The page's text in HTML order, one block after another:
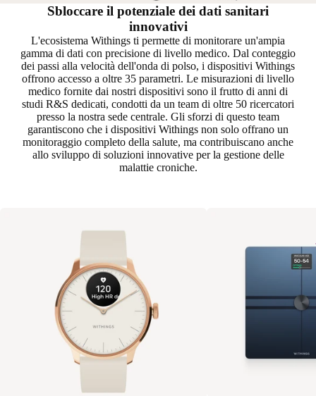
Sbloccare il potenziale dei dati sanitari
innovativi
L'ecosistema Withings ti permette di monitorare un'ampia
gamma di dati con precisione di livello medico. Dal conteggio
dei passi alla velocità dell'onda di polso, i dispositivi Withings
offrono accesso a oltre 35 parametri. Le misurazioni di livello
medico fornite dai nostri dispositivi sono il frutto di anni di
studi R&S dedicati, condotti da un team di oltre 50 ricercatori
presso la nostra sede centrale. Gli sforzi di questo team
garantiscono che i dispositivi Withings non solo offrano un
monitoraggio completo della salute, ma contribuiscano anche
allo sviluppo di soluzioni innovative per la gestione delle
malattie croniche.